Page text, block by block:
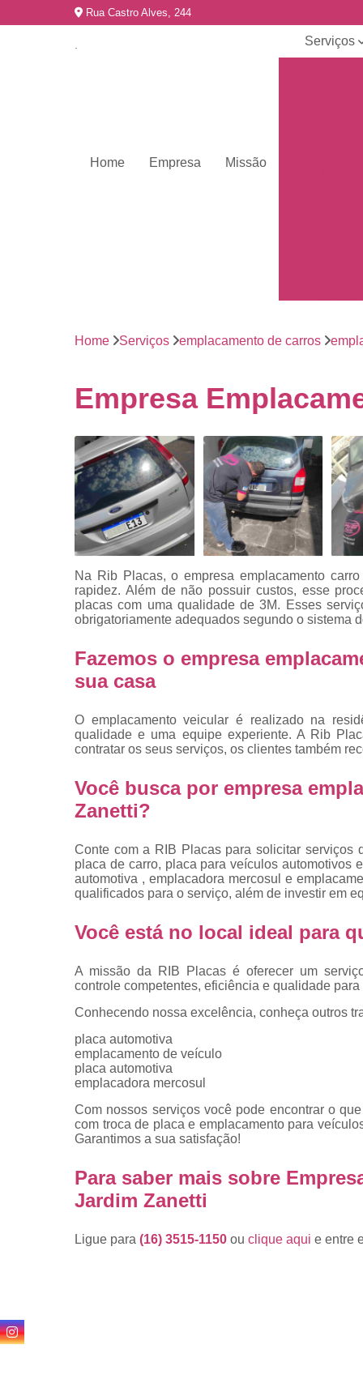
Rua Castro Alves, 244
Home Empresa Missão
Serviços
Placa de
Placas
Placas de
Placas
veículo
Placas
Placas
mercosul
Reforma
placas
Troca de
Troca de
de veículos
placas
Home Serviços emplacamento de carros
Empresa
Na Rib Placas, o empresa emplacamento
rapidez. Além de não possuir custos, esse
placas com uma qualidade de 3M. Esses
obrigatoriamente adequados segundo o sistema
Fazemos o empresa
sua casa
O emplacamento veicular é realizado na
qualidade e uma equipe experiente. A Rib
contratar os seus serviços, os clientes também
Você busca por empresa
Zanetti?
Conte com a RIB Placas para solicitar serviços
placa de carro, placa para veículos automotivos
automotiva , emplacadora mercosul e
qualificados para o serviço, além de investir em
Você está no local ideal para
A missão da RIB Placas é oferecer um
controle competentes, eficiência e qualidade
Conhecendo nossa excelência, conheça outros
placa automotiva
emplacamento de veículo
placa automotiva
emplacadora mercosul
Com nossos serviços você pode encontrar o
com troca de placa e emplacamento para
Garantimos a sua satisfação!
Para saber mais sobre
Jardim Zanetti
Ligue para (16) 3515-1150 ou clique aqui e entre